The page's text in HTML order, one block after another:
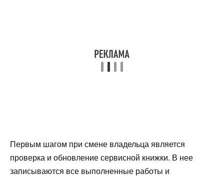
Первым шагом при смене владельца является
проверка и обновление сервисной книжки. В нее
записываются все выполненные работы и